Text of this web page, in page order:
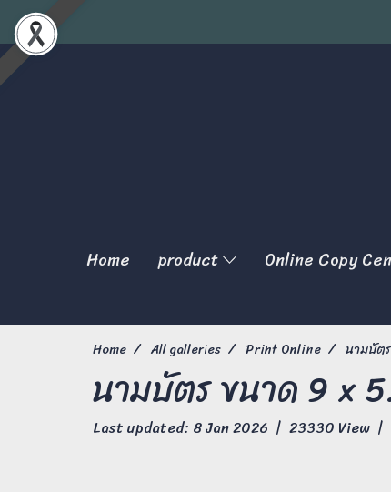
Home product Online Copy
Home All galleries Print Online นามบัต
นามบัตร ขนาด 9 x
Last updated: 8 Jan 2026 | 23330 View |